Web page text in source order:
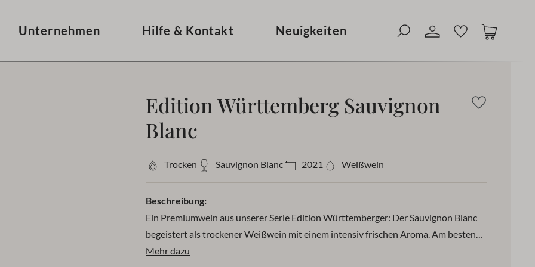
Unternehmen Hilfe & Kontakt Neuigkeiten
Edition Württemberg Sauvignon
Blanc
Trocken Sauvignon Blanc 2021 Weißwein
Beschreibung:
Ein Premiumwein aus unserer Serie Edition Württemberger: Der Sauvignon Blanc
begeistert als trockener Weißwein mit einem intensiv frischen Aroma. Am besten
serviert bei einer Trinktemperatur von 8-10 °C.
Mehr dazu